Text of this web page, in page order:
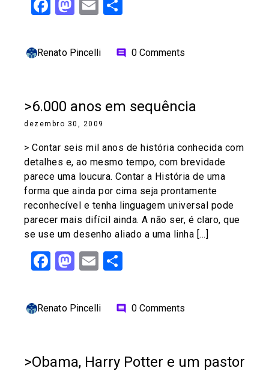
Facebook
Mastodon
Email
Renato Pincelli comment 0 Comments
>6.000 anos em sequência
dezembro 30, 2009
> Contar seis mil anos de história conhecida com
detalhes e, ao mesmo tempo, com brevidade
parece uma loucura. Contar a História de uma
forma que ainda por cima seja prontamente
reconhecível e tenha linguagem universal pode
parecer mais difícil ainda. A não ser, é claro, que
se use um desenho aliado a uma linha […]
Facebook
Mastodon
Email
Renato Pincelli comment 0 Comments
>Obama, Harry Potter e um pastor